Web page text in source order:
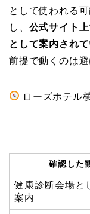
として使われる
し、 公式サイト
として案内され
前提で動くのは
ローズホテル
確認した
健康診断会場と
案内